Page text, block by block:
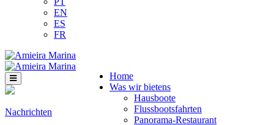
EN
ES
FR
Home
Was wir bietens
Hausboote
Flussbootsfahrten
Panorama-Restaurant
Nachrichten